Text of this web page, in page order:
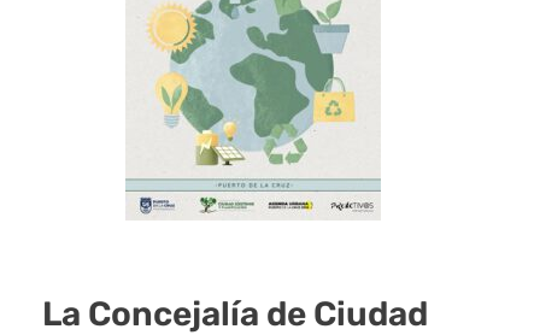
La Concejalía de Ciudad